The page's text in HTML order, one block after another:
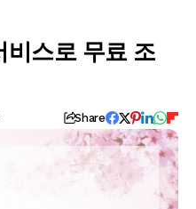
비스로 무료 조
Share